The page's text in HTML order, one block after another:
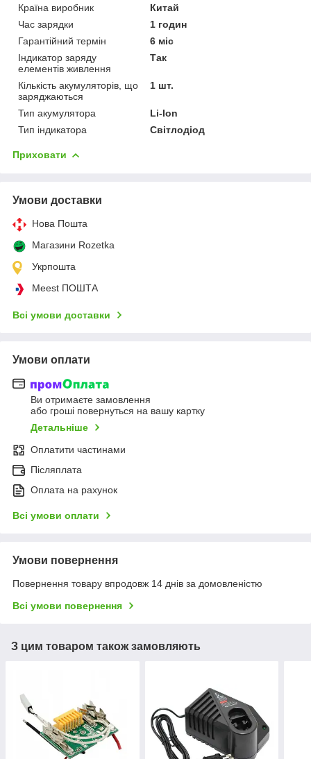
Країна виробник
Китай
Час зарядки
1 годин
Гарантійний термін
6 міс
Індикатор заряду
елементів живлення
Так
Кількість акумуляторів, що
заряджаються
1 шт.
Тип акумулятора
Li-Ion
Тип індикатора
Світлодіод
Приховати
Умови доставки
Нова Пошта
Магазини Rozetka
Укрпошта
Meest ПОШТА
Всі умови доставки
Умови оплати
Ви отримаєте замовлення
або гроші повернуться на вашу картку
Детальніше
Оплатити частинами
Післяплата
Оплата на рахунок
Всі умови оплати
Умови повернення
Повернення товару впродовж 14 днів за домовленістю
Всі умови повернення
З цим товаром також замовляють